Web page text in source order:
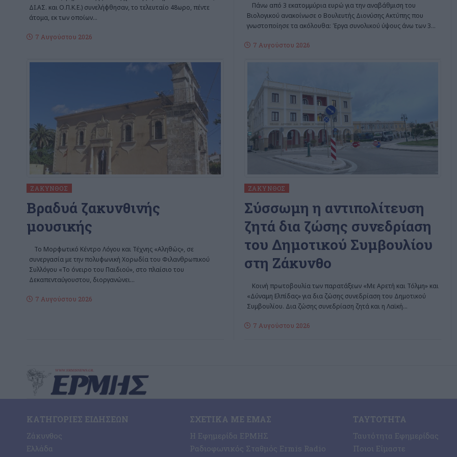
ΔΙ.ΑΣ. και Ο.Π.Κ.Ε.) συνελήφθησαν, το τελευταίο 48ωρο, πέντε
άτομα, εκ των οποίων…
7 Αυγούστου 2026
Πάνω από 3 εκατομμύρια ευρώ για την αναβάθμιση του
Βιολογικού ανακοίνωσε ο Βουλευτής Διονύσης Ακτύπης που
γνωστοποίησε τα ακόλουθα: Έργα συνολικού ύψους άνω των 3…
7 Αυγούστου 2026
ΖΆΚΥΝΘΟΣ
Βραδυά ζακυνθινής
μουσικής
Το Μορφωτικό Κέντρο Λόγου και Τέχνης «Αληθώς», σε
συνεργασία με την πολυφωνική Χορωδία του Φιλανθρωπικού
Συλλόγου «Το όνειρο του Παιδιού», στο πλαίσιο του
Δεκαπενταύγουστου, διοργανώνει…
7 Αυγούστου 2026
ΖΆΚΥΝΘΟΣ
Σύσσωμη η αντιπολίτευση
ζητά δια ζώσης συνεδρίαση
του Δημοτικού Συμβουλίου
στη Ζάκυνθο
Κοινή πρωτοβουλία των παρατάξεων «Με Αρετή και Τόλμη» και
«Δύναμη Ελπίδας» για δια ζώσης συνεδρίαση του Δημοτικού
Συμβουλίου. Δια ζώσης συνεδρίαση ζητά και η Λαϊκή…
7 Αυγούστου 2026
ΚΑΤΗΓΟΡΊΕΣ ΕΙΔΉΣΕΩΝ
Ζάκυνθος
Ελλάδα
ΣΧΕΤΙΚΆ ΜΕ ΕΜΆΣ
Η Εφημερίδα ΕΡΜΗΣ
Ραδιοφωνικός Σταθμός Ermis Radio
ΤΑΥΤΌΤΗΤΑ
Ταυτότητα Εφημερίδας
Ποιοι Είμαστε